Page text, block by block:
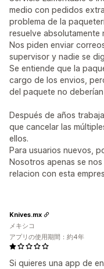
medio con pedidos
problema de la
resuelve absolutamente
Nos piden enviar
supervisor y nadie se
Se entiende que la
cargo de los envios,
del paquete no
Después de años
que cancelar las
ellos.
Para usuarios nuevos,
Nosotros apenas se
relacion con esta
Si quieres una app de
Knives.mx
メキシコ
アプリの使用期間：約4年